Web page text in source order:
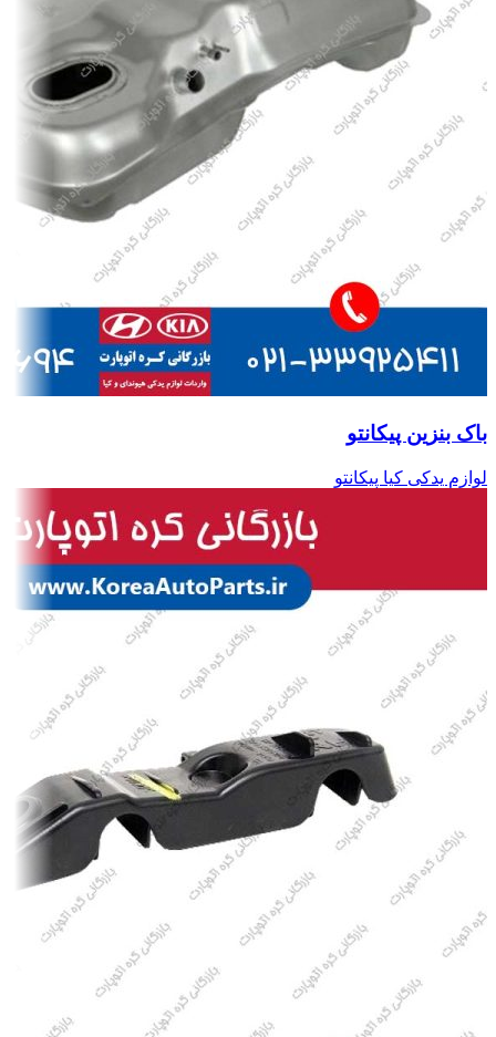
باک بنزین پیکانتو
لوازم یدکی کیا پیکانتو